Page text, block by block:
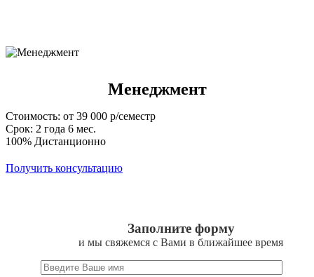
Менеджмент
Стоимость: от 39 000 р/семестр
Срок: 2 года 6 мес.
100% Дистанционно
Получить консультацию
Заполните форму
и мы свяжемся с Вами в ближайшее время